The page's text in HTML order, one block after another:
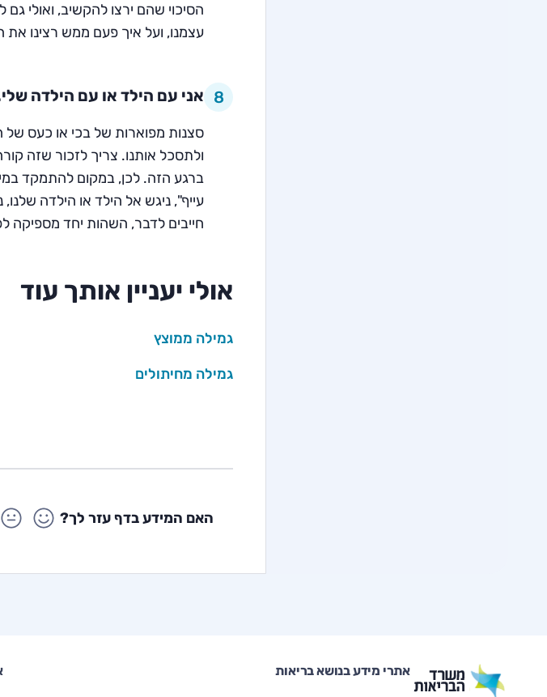
הסיכוי שהם ירצו להקשיב, ואולי
עצמנו, ועל איך פעם ממש רצינו
8 אני עם הילד או עם הילדה
סצנות מפוארות של בכי או כעס של
ולתסכל אותנו. צריך לזכור שזה
ברגע הזה. לכן, במקום להתמקד
עייף", ניגש אל הילד או הילדה
חייבים לדבר, השהות יחד מספיקה
אולי יעניין אותך עוד
גמילה ממוצץ
גמילה מחיתולים
האם המידע בדף עזר לך?
אתרי מידע בנושא בריאות